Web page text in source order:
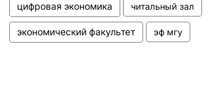
цифровая экономика читальный зал
экономический факультет эф мгу